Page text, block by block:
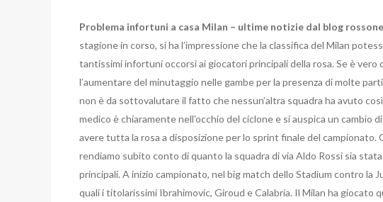
Problema infortuni a casa Milan – ultime notizie dal blog
stagione in corso, si ha l’impressione che la classifica del Milan
tantissimi infortuni occorsi ai giocatori principali della rosa. Se è vero
l’aumentare del minutaggio nelle gambe per la presenza di molte
non è da sottovalutare il fatto che nessun’altra squadra ha avuto
medico è chiaramente nell’occhio del ciclone e si auspica un cambio
avere tutta la rosa a disposizione per lo sprint finale del campionato.
rendiamo subito conto di quanto la squadra di via Aldo Rossi sia
principali. A inizio campionato, nel big match dello Stadium contro la
quali i titolarissimi Ibrahimovic, Giroud e Calabria. Il Milan ha